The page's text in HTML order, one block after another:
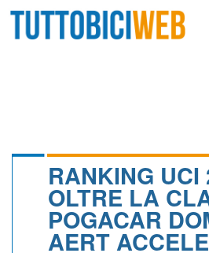
CALENDARIO
RANKING UCI
OLTRE LA
POGACAR
AERT